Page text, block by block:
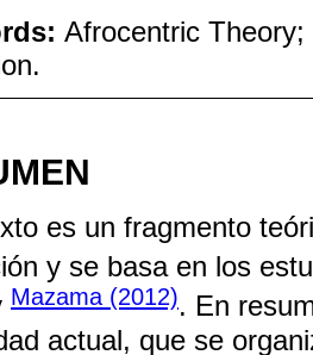
Afrocentric
es un fragmento
y se basa en los
Mazama (2012). En
actual, que se